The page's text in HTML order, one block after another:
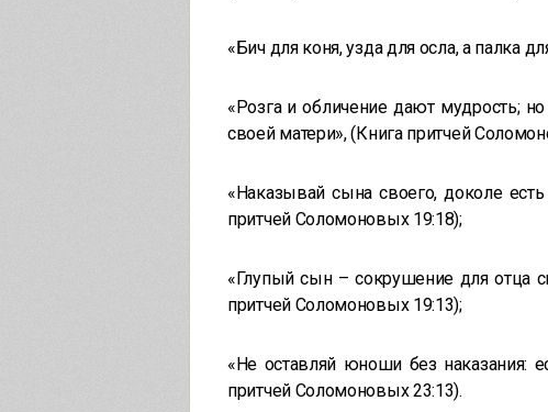
«Бич для коня, узда для осла, а палка
«Розга и обличение дают мудрость;
своей матери», (Книга притчей
«Наказывай сына своего, доколе
притчей Соломоновых 19:18);
«Глупый сын – сокрушение для отца
притчей Соломоновых 19:13);
«Не оставляй юноши без наказания:
притчей Соломоновых 23:13).